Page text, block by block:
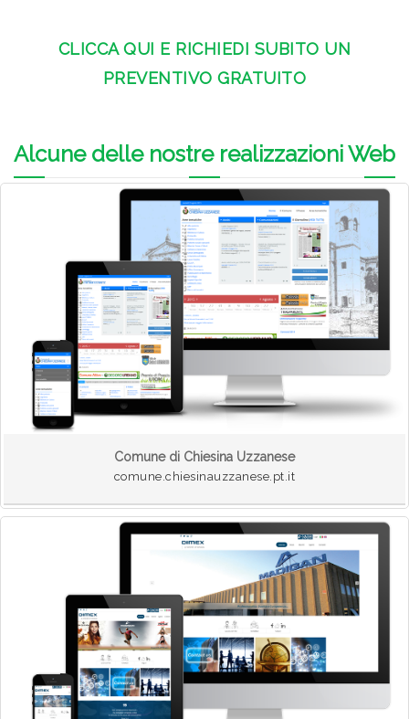
CLICCA QUI E RICHIEDI SUBITO UN
PREVENTIVO GRATUITO
Alcune delle nostre realizzazioni Web
Comune di Chiesina Uzzanese
comune.chiesinauzzanese.pt.it